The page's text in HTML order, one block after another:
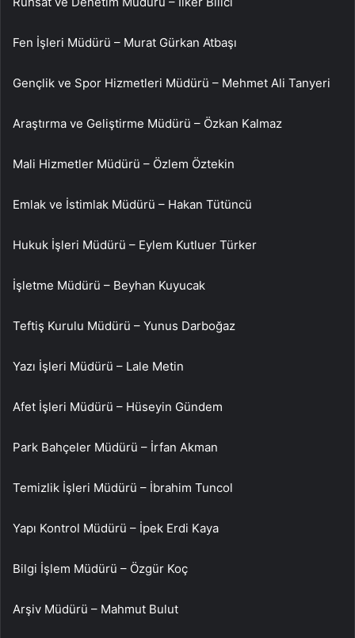
Fen İşleri Müdürü – Murat Gürkan Atbaşı
Gençlik ve Spor Hizmetleri Müdürü – Mehmet Ali Tanyeri
Araştırma ve Geliştirme Müdürü – Özkan Kalmaz
Mali Hizmetler Müdürü – Özlem Öztekin
Emlak ve İstimlak Müdürü – Hakan Tütüncü
Hukuk İşleri Müdürü – Eylem Kutluer Türker
İşletme Müdürü – Beyhan Kuyucak
Teftiş Kurulu Müdürü – Yunus Darboğaz
Yazı İşleri Müdürü – Lale Metin
Afet İşleri Müdürü – Hüseyin Gündem
Park Bahçeler Müdürü – İrfan Akman
Temizlik İşleri Müdürü – İbrahim Tuncol
Yapı Kontrol Müdürü – İpek Erdi Kaya
Bilgi İşlem Müdürü – Özgür Koç
Arşiv Müdürü – Mahmut Bulut